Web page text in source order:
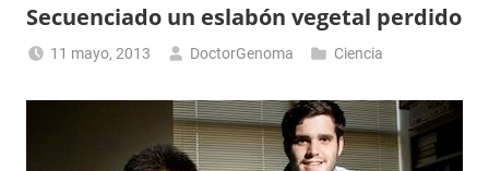
Secuenciado un eslabón vegetal perdido
11 mayo, 2013 DoctorGenoma Ciencia